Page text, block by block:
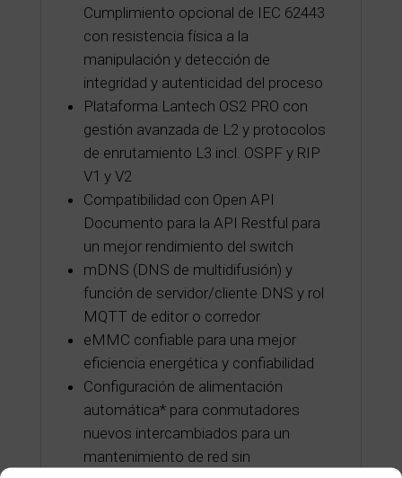
Cumplimiento opcional de IEC 62443
con resistencia física a la
manipulación y detección de
integridad y autenticidad del proceso
Plataforma Lantech OS2 PRO con
gestión avanzada de L2 y protocolos
de enrutamiento L3 incl. OSPF y RIP
V1 y V2
Compatibilidad con Open API
Documento para la API Restful para
un mejor rendimiento del switch
mDNS (DNS de multidifusión) y
función de servidor/cliente DNS y rol
MQTT de editor o corredor
eMMC confiable para una mejor
eficiencia energética y confiabilidad
Configuración de alimentación
automática* para conmutadores
nuevos intercambiados para un
mantenimiento de red sin